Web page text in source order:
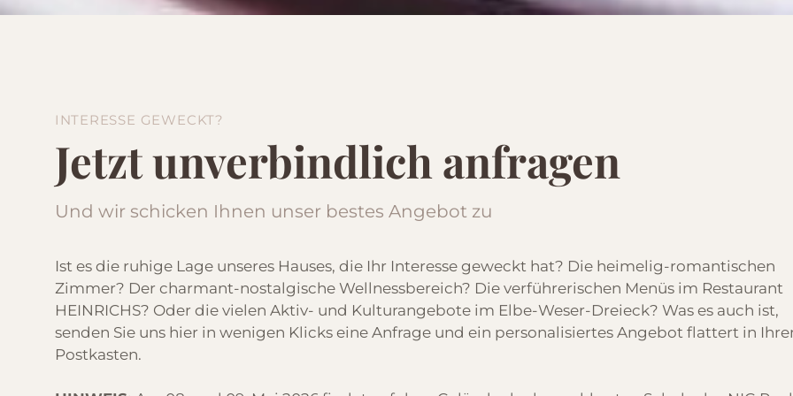
INTERESSE GEWECKT?
Jetzt unverbindlich anfragen
Und wir schicken Ihnen unser bestes Angebot zu
Ist es die ruhige Lage unseres Hauses, die Ihr Interesse geweckt hat? Die heimelig-romantischen
Zimmer? Der charmant-nostalgische Wellnessbereich? Die verführerischen Menüs im Restaurant
HEINRICHS? Oder die vielen Aktiv- und Kulturangebote im Elbe-Weser-Dreieck? Was es auch ist,
senden Sie uns hier in wenigen Klicks eine Anfrage und ein personalisiertes Angebot flattert in
Postkasten.